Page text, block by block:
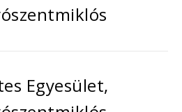
Egyesület,